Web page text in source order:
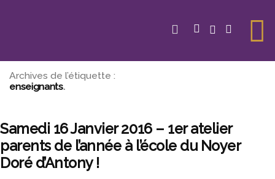
Archives de l’étiquette :
enseignants
Samedi 16 Janvier 2016 – 1er atelier
parents de l’année à l’école du Noyer
Doré d’Antony !